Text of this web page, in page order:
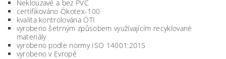
Neklouzavé a bez PVC
certifikováno Ökotex-100
kvalita kontrolována ÖTI
vyrobeno šetrným způsobem využívajícím recyklované
materiály
vyrobeno podle normy ISO 14001:2015
vyrobeno v Evropě